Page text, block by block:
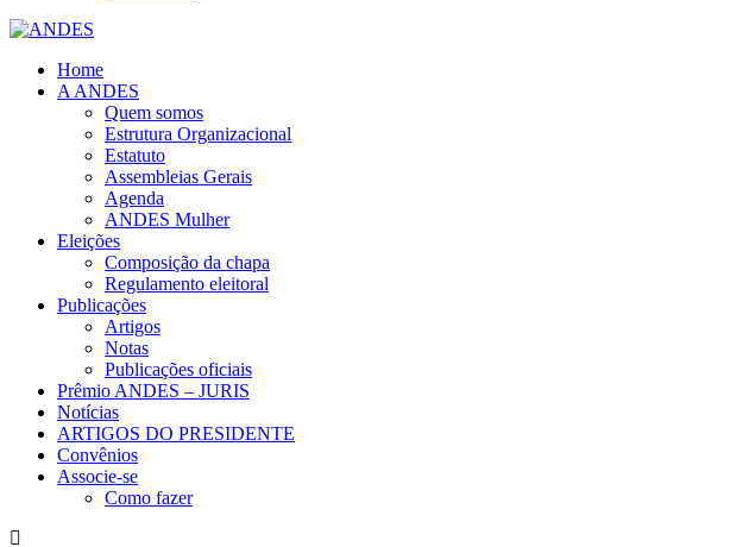
Home
A ANDES
Quem somos
Estrutura Organizacional
Estatuto
Assembleias Gerais
Agenda
ANDES Mulher
Eleições
Composição da chapa
Regulamento eleitoral
Publicações
Artigos
Notas
Publicações oficiais
Prêmio ANDES – JURIS
Notícias
ARTIGOS DO PRESIDENTE
Convênios
Associe-se
Como fazer